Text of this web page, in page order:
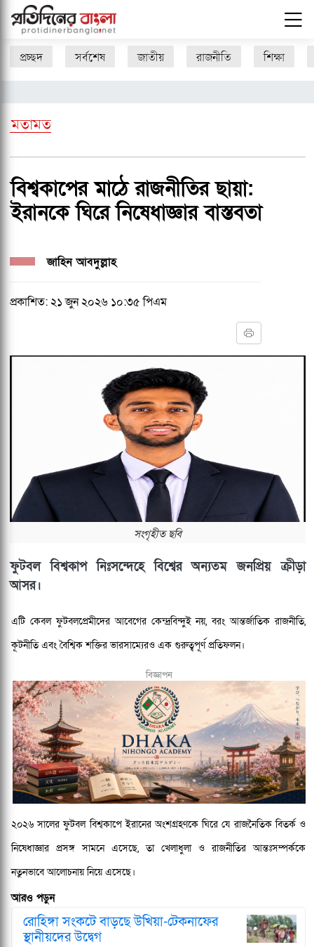
প্রচ্ছদ সর্বশেষ জাতীয় রাজনীতি শিক্ষা
মতামত
বিশ্বকাপের মাঠে রাজনীতির ছায়া:
ইরানকে ঘিরে নিষেধাজ্ঞার বাস্তবতা
জাহিন আবদুল্লাহ
প্রকাশিত: ২১ জুন ২০২৬ ১০:৩৫ পিএম
সংগৃহীত ছবি
ফুটবল বিশ্বকাপ নিঃসন্দেহে বিশ্বের অন্যতম জনপ্রিয় ক্রীড়া
আসর।
এটি কেবল ফুটবলপ্রেমীদের আবেগের কেন্দ্রবিন্দুই নয়, বরং আন্তর্জাতিক রাজনীতি,
কূটনীতি এবং বৈশ্বিক শক্তির ভারসাম্যেরও এক গুরুত্বপূর্ণ প্রতিফলন।
বিজ্ঞাপন
২০২৬ সালের ফুটবল বিশ্বকাপে ইরানের অংশগ্রহণকে ঘিরে যে রাজনৈতিক বিতর্ক ও
নিষেধাজ্ঞার প্রসঙ্গ সামনে এসেছে, তা খেলাধুলা ও রাজনীতির আন্তঃসম্পর্ককে
নতুনভাবে আলোচনায় নিয়ে এসেছে।
আরও পড়ুন
রোহিঙ্গা সংকটে বাড়ছে উখিয়া-টেকনাফের
স্থানীয়দের উদ্বেগ